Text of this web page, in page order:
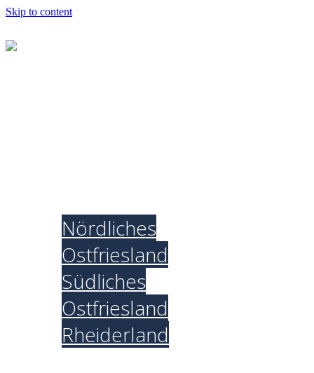
Skip to content
Nördliches
Ostfriesland
Südliches
Ostfriesland
Rheiderland